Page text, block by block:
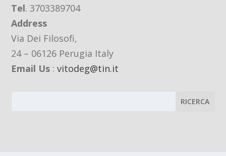
Tel. 3703389704
Address
Via Dei Filosofi,
24 – 06126 Perugia Italy
Email Us :vitodeg@tin.it